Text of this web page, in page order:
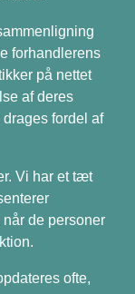
forhandlerens
på nettet
af deres
fordel af
Vi har et tæt
de personer
ofte,